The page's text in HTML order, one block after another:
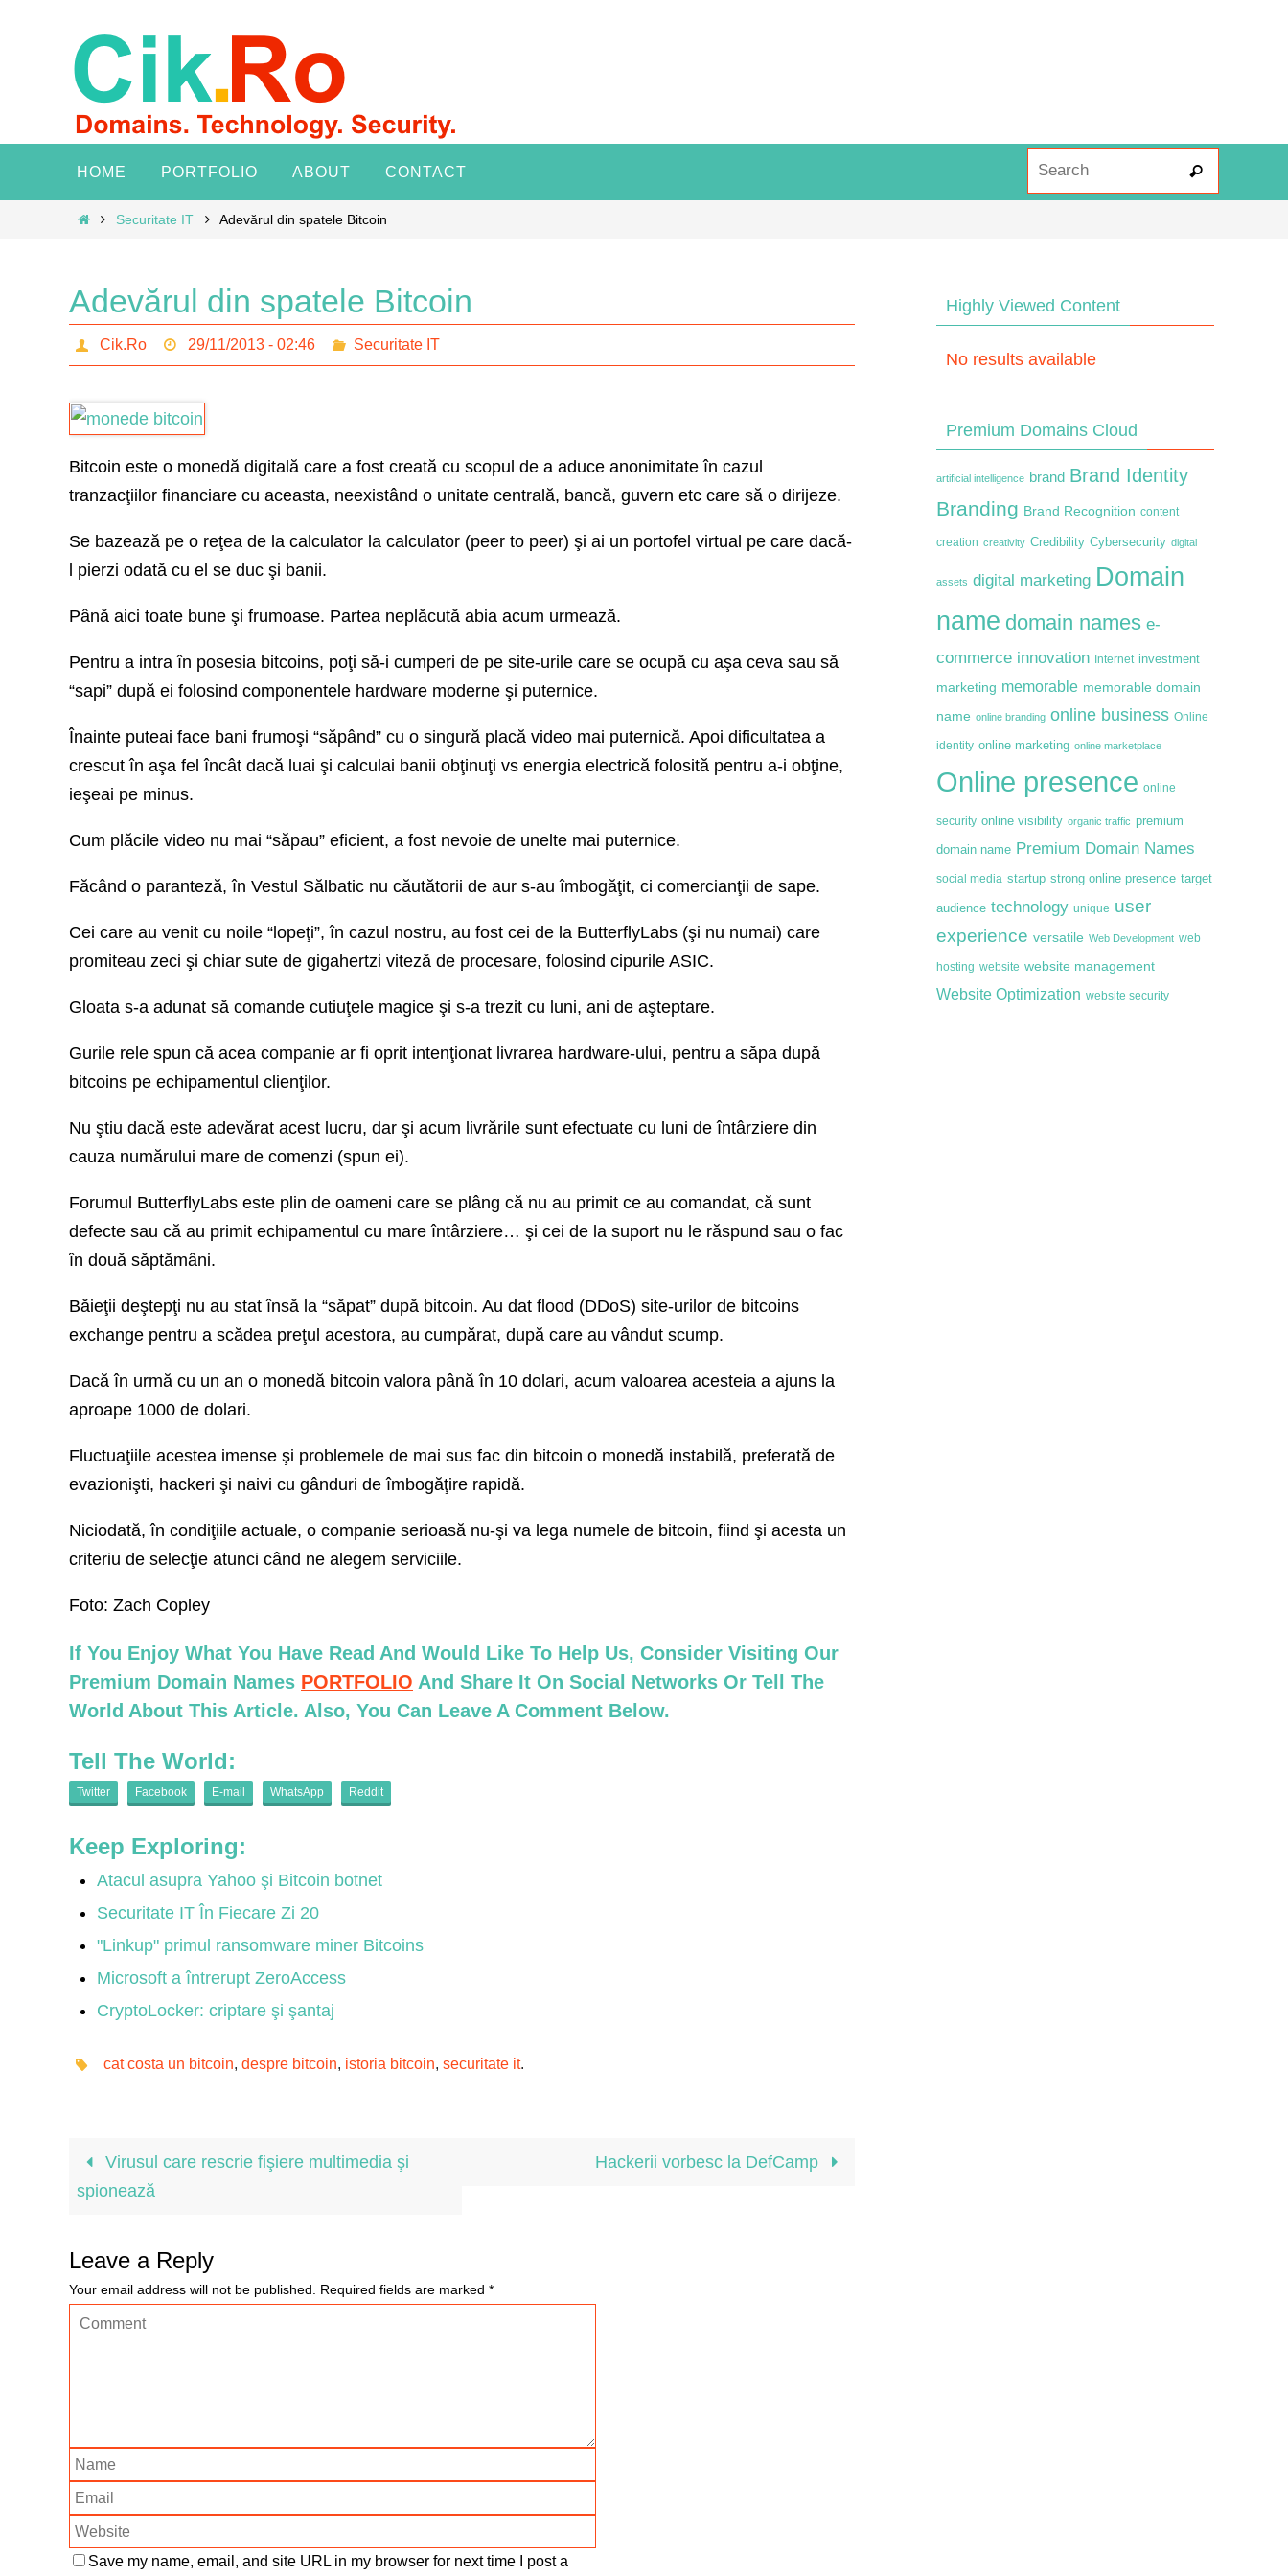
content
HOME PORTFOLIO ABOUT CONTACT Search
HomeSecuritate IT Adevărul din spatele Bitcoin
Adevărul din spatele Bitcoin
Cik.Ro 29/11/2013 - 02:46 Securitate IT
Bitcoin este o monedă digitală care a fost creată cu scopul de a aduce anonimitate în cazul
tranzacţiilor financiare cu aceasta, neexistând o unitate centrală, bancă, guvern etc care să o dirijeze.
Se bazează pe o reţea de la calculator la calculator (peer to peer) şi ai un portofel virtual pe care dacă-
l pierzi odată cu el se duc şi banii.
Până aici toate bune şi frumoase. Partea neplăcută abia acum urmează.
Pentru a intra în posesia bitcoins, poţi să-i cumperi de pe site-urile care se ocupă cu aşa ceva sau să
“sapi” după ei folosind componentele hardware moderne şi puternice.
Înainte puteai face bani frumoşi “săpând” cu o singură placă video mai puternică. Apoi dificultatea a
crescut în aşa fel încât dacă luai şi calculai banii obţinuţi vs energia electrică folosită pentru a-i obţine,
ieşeai pe minus.
Cum plăcile video nu mai “săpau” eficient, a fost nevoie de unelte mai puternice.
Făcând o paranteză, în Vestul Sălbatic nu căutătorii de aur s-au îmbogăţit, ci comercianţii de sape.
Cei care au venit cu noile “lopeţi”, în cazul nostru, au fost cei de la ButterflyLabs (şi nu numai) care
promiteau zeci şi chiar sute de gigahertzi viteză de procesare, folosind cipurile ASIC.
Gloata s-a adunat să comande cutiuţele magice şi s-a trezit cu luni, ani de aşteptare.
Gurile rele spun că acea companie ar fi oprit intenţionat livrarea hardware-ului, pentru a săpa după
bitcoins pe echipamentul clienţilor.
Nu ştiu dacă este adevărat acest lucru, dar şi acum livrările sunt efectuate cu luni de întârziere din
cauza numărului mare de comenzi (spun ei).
Forumul ButterflyLabs este plin de oameni care se plâng că nu au primit ce au comandat, că sunt
defecte sau că au primit echipamentul cu mare întârziere… şi cei de la suport nu le răspund sau o fac
în două săptămâni.
Băieţii deştepţi nu au stat însă la “săpat” după bitcoin. Au dat flood (DDoS) site-urilor de bitcoins
exchange pentru a scădea preţul acestora, au cumpărat, după care au vândut scump.
Dacă în urmă cu un an o monedă bitcoin valora până în 10 dolari, acum valoarea acesteia a ajuns la
aproape 1000 de dolari.
Fluctuaţiile acestea imense şi problemele de mai sus fac din bitcoin o monedă instabilă, preferată de
evazionişti, hackeri şi naivi cu gânduri de îmbogăţire rapidă.
Niciodată, în condiţiile actuale, o companie serioasă nu-şi va lega numele de bitcoin, fiind şi acesta un
criteriu de selecţie atunci când ne alegem serviciile.
Foto: Zach Copley
If You Enjoy What You Have Read And Would Like To Help Us, Consider Visiting Our
Premium Domain Names PORTFOLIO And Share It On Social Networks Or Tell The
World About This Article. Also, You Can Leave A Comment Below.
Tell The World:
Twitter Facebook E-mail WhatsApp Reddit
Keep Exploring:
Atacul asupra Yahoo şi Bitcoin botnet
Securitate IT În Fiecare Zi 20
"Linkup" primul ransomware miner Bitcoins
Microsoft a întrerupt ZeroAccess
CryptoLocker: criptare şi şantaj
cat costa un bitcoin, despre bitcoin, istoria bitcoin, securitate it.
Virusul care rescrie fişiere multimedia şi
spionează
Hackerii vorbesc la DefCamp
Leave a Reply
Your email address will not be published. Required fields are marked *
Save my name, email, and site URL in my browser for next time I post a
Highly Viewed Content
No results available
Premium Domains Cloud
artificial intelligence brand Brand Identity
Branding Brand Recognition content
creation creativity Credibility Cybersecurity digital
assets digital marketing Domain
name domain names e-
commerce innovation Internet investment
marketing memorable memorable domain
name online branding online business Online
identity online marketing online marketplace
Online presence online
security online visibility organic traffic premium
domain name Premium Domain Names
social media startup strong online presence target
audience technology unique user
experience versatile Web Development web
hosting website website management
Website Optimization website security